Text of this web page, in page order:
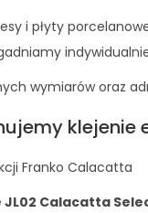
i płyty
wymiarów oraz
Franko Calacatta
Calacatta